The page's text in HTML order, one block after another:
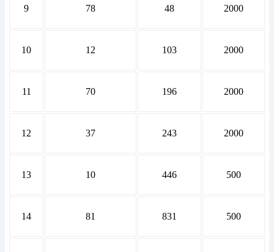
9 78 48 2000
10 12 103 2000
11 70 196 2000
12 37 243 2000
13 10 446 500
14 81 831 500